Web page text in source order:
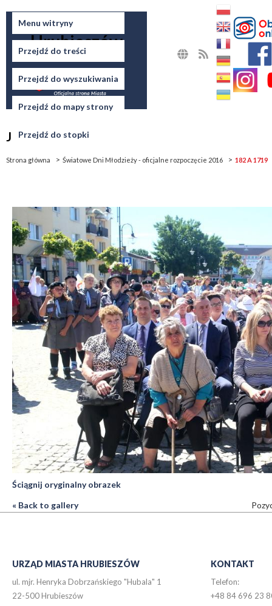
Menu witryny
Przejdź do treści
Przejdź do wyszukiwania
Przejdź do mapy strony
Przejdź do stopki
Miasto
Hrubieszów
Jesteś tutaj
Strona główna Światowe Dni Młodzieży - oficjalne rozpoczęcie 2016 182 A 1719
Ściągnij oryginalny obrazek
« Back to gallery
URZĄD MIASTA HRUBIESZÓW
ul. mjr. Henryka Dobrzańskiego "Hubala" 1
22-500 Hrubieszów
KONTAKT
Telefon:
+48 84 696 23